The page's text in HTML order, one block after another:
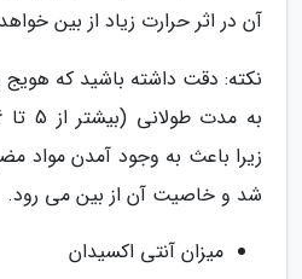
آن در اثر حرارت زیاد از بین
نکته: دقت داشته باشید که هویج
زیرا باعث به وجود آمدن مواد
شد و خاصیت آن از بین می رود.
میزان آنتی اکسیدان